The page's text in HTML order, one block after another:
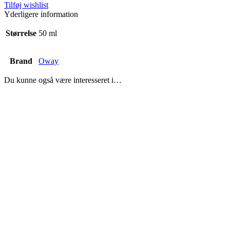
Tilføj wishlist
Yderligere information
Størrelse 50 ml
Brand Oway
Du kunne også være interesseret i…